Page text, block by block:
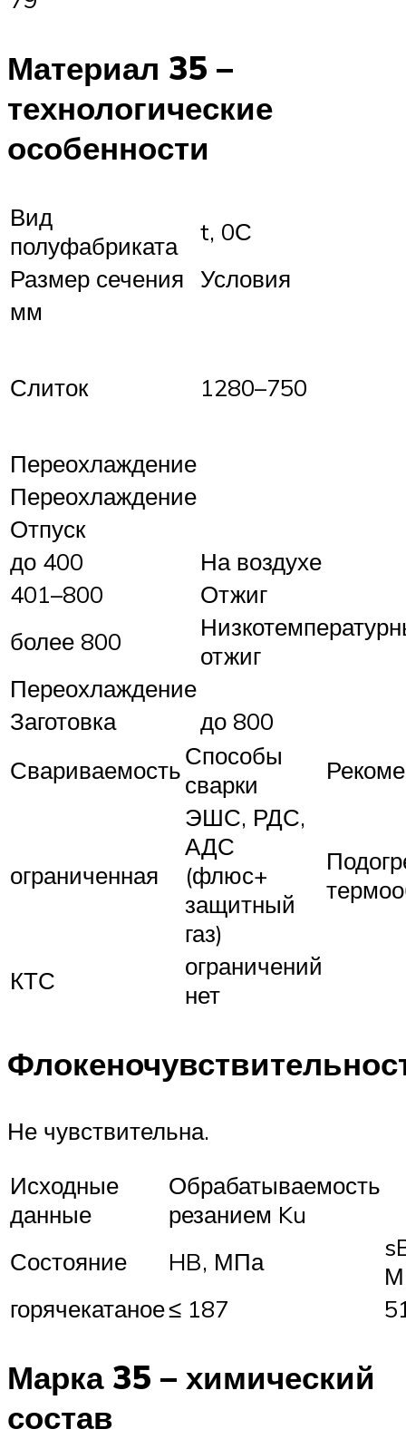
Материал 35 –
технологические
особенности
Вид
полуфабриката
t, 0С
Размер сечения
Условия
мм
Слиток 1280–750
Переохлаждение
Переохлаждение
Отпуск
до 400
На воздухе
401–800
Отжиг
более 800
отжиг
Переохлаждение
Заготовка
до 800
СвариваемостьСпособы
сварки
ограниченная
ЭШС, РДС,
АДС
(флюс+
защитный
газ)
КТС
ограничений
нет
Не чувствительна.
Исходные
данные
Обрабатываемость
резанием Ku
Состояние
HB, МПа
горячекатаное≤ 187
Марка 35 – химический
состав